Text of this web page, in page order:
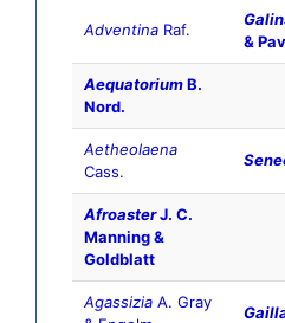
Adventina Raf.
&
AequatoriumB.
Nord.
Aetheolaena
Cass.
AfroasterJ. C.
Manning &
Goldblatt
Agassizia A. Gray